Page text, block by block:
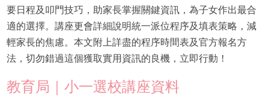
要日程及叩門技巧，助家長掌握關鍵資訊，為子女作出最合
適的選擇。講座更會詳細說明統一派位程序及填表策略，減
輕家長的焦慮。本文附上詳盡的程序時間表及官方報名方
法，切勿錯過這個獲取實用資訊的良機，立即行動！
教育局｜小一選校講座資料